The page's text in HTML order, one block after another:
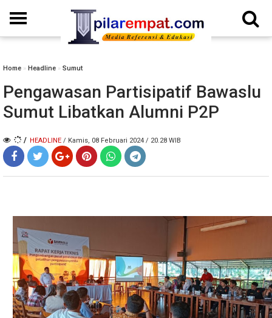
Home » Headline » Sumut
Pengawasan Partisipatif Bawaslu
Sumut Libatkan Alumni P2P
/ HEADLINE / Kamis, 08 Februari 2024 / 20.28 WIB